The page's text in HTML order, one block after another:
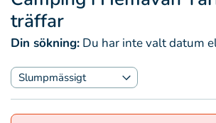
träffar
Din sökning: Du har inte valt datum